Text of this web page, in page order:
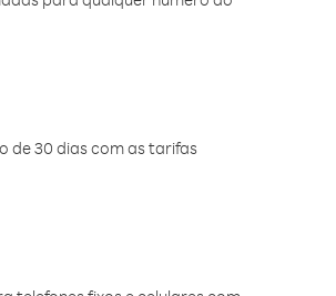
de 30 dias com as tarifas